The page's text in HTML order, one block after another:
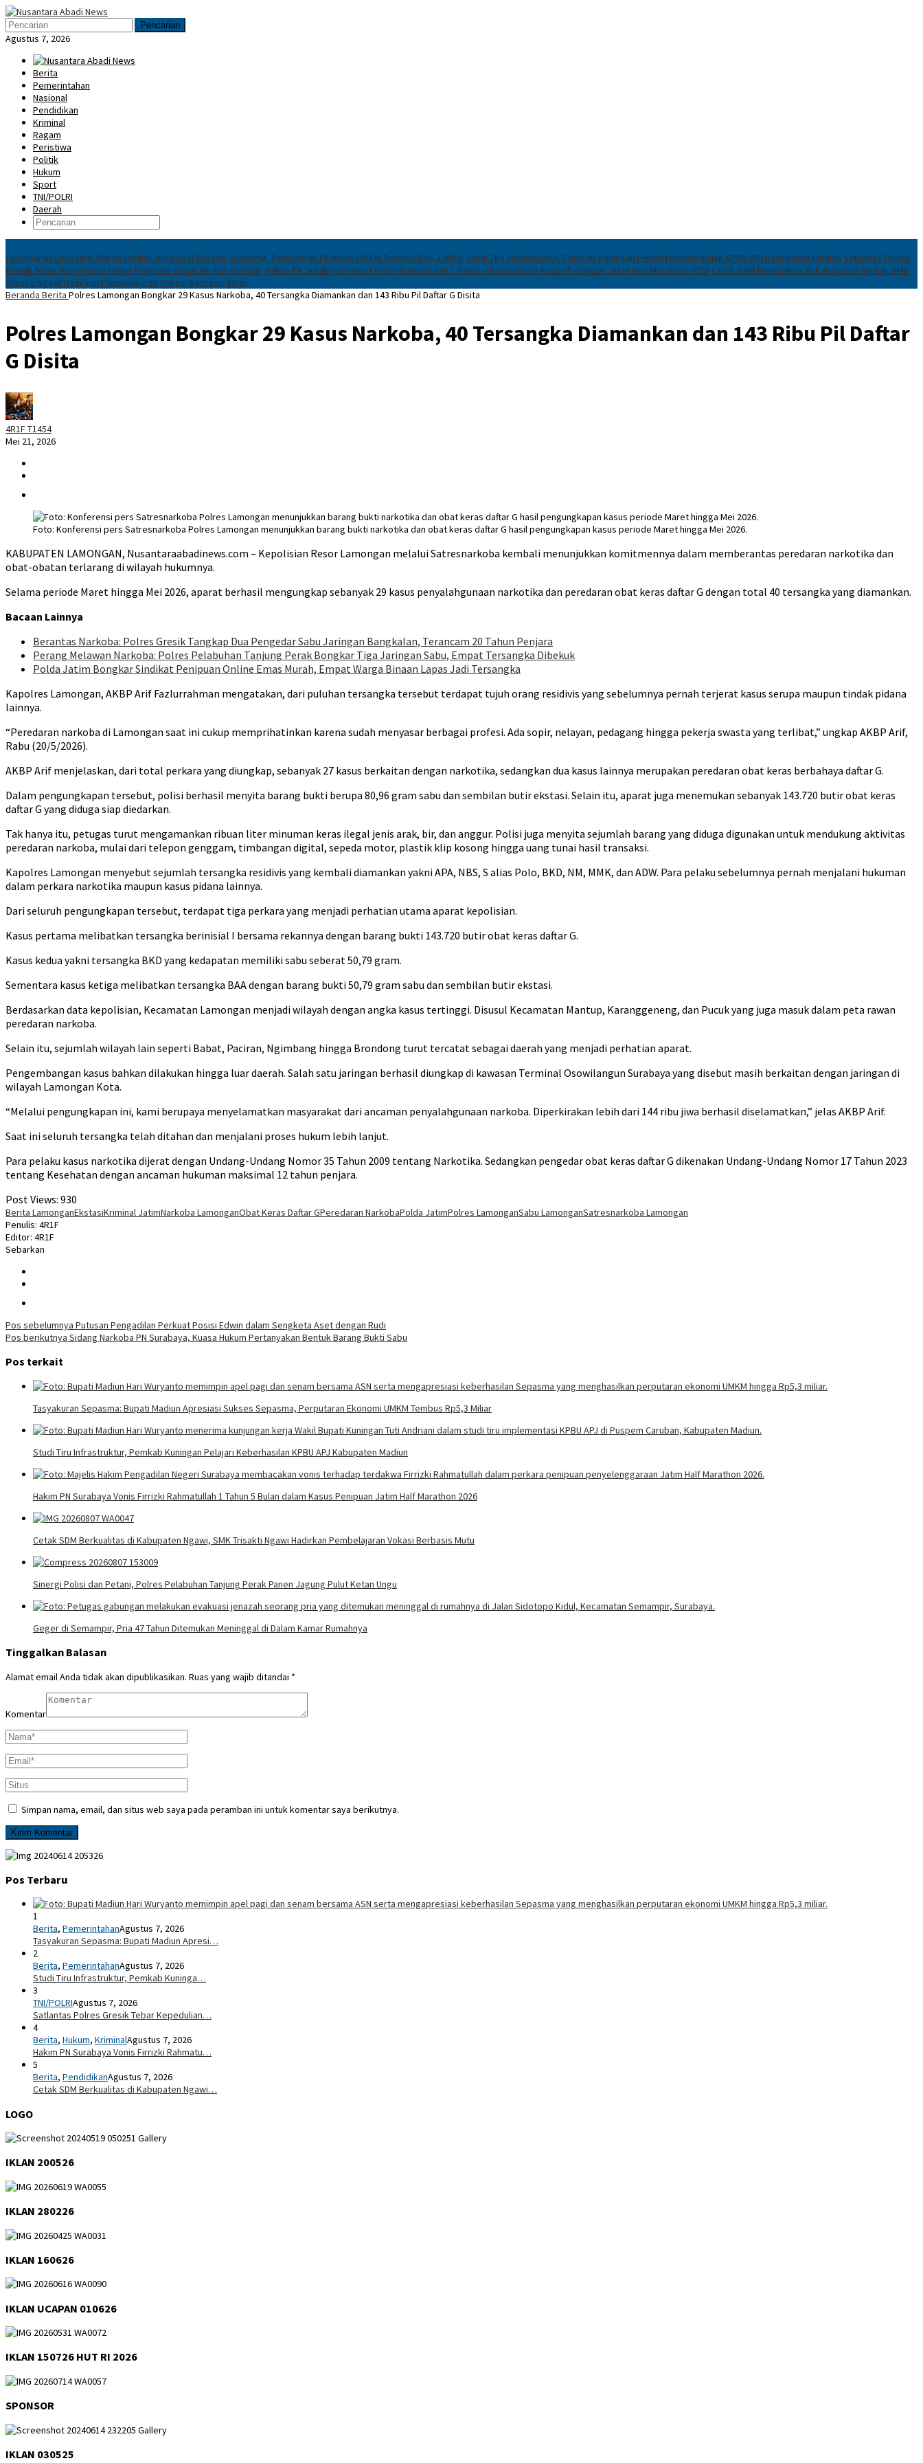
Loncat
ke
konten
Menu
Mobile
Pencarian
Agustus 7, 2026
Berita
Pemerintahan
Nasional
Pendidikan
Kriminal
Ragam
Peristiwa
Politik
Hukum
Sport
TNI/POLRI
Daerah
Tasyakuran Sepasma: Bupati Madiun Apresiasi Sukses Sepasma, Perputaran Ekonomi UMKM Tembus Rp5,3 MiliarStudi Tiru Infrastruktur, Pemkab Kuningan Pelajari Keberhasilan KPBU APJ Kabupaten Madiun Satlantas Polres
Gresik Tebar Kepedulian Lewat Program Jumat Berkah Berbagi Hakim PN Surabaya Vonis Firrizki Rahmatullah 1 Tahun 5 Bulan dalam Kasus Penipuan Jatim Half Marathon 2026 Cetak SDM Berkualitas di Kabupaten Ngawi, SMK
Trisakti Ngawi Hadirkan Pembelajaran Vokasi Berbasis Mutu
Beranda Berita Polres Lamongan Bongkar 29 Kasus Narkoba, 40 Tersangka Diamankan dan 143 Ribu Pil Daftar G Disita
Polres Lamongan Bongkar 29 Kasus Narkoba, 40 Tersangka Diamankan dan 143 Ribu Pil Daftar
G Disita
4R1F T1454
Mei 21, 2026
Foto: Konferensi pers Satresnarkoba Polres Lamongan menunjukkan barang bukti narkotika dan obat keras daftar G hasil pengungkapan kasus periode Maret hingga Mei 2026.
KABUPATEN LAMONGAN, Nusantaraabadinews.com – Kepolisian Resor Lamongan melalui Satresnarkoba kembali menunjukkan komitmennya dalam memberantas peredaran narkotika dan
obat-obatan terlarang di wilayah hukumnya.
Selama periode Maret hingga Mei 2026, aparat berhasil mengungkap sebanyak 29 kasus penyalahgunaan narkotika dan peredaran obat keras daftar G dengan total 40 tersangka yang diamankan.
Bacaan Lainnya
Berantas Narkoba: Polres Gresik Tangkap Dua Pengedar Sabu Jaringan Bangkalan, Terancam 20 Tahun Penjara
Perang Melawan Narkoba: Polres Pelabuhan Tanjung Perak Bongkar Tiga Jaringan Sabu, Empat Tersangka Dibekuk
Polda Jatim Bongkar Sindikat Penipuan Online Emas Murah, Empat Warga Binaan Lapas Jadi Tersangka
Kapolres Lamongan, AKBP Arif Fazlurrahman mengatakan, dari puluhan tersangka tersebut terdapat tujuh orang residivis yang sebelumnya pernah terjerat kasus serupa maupun tindak pidana
lainnya.
“Peredaran narkoba di Lamongan saat ini cukup memprihatinkan karena sudah menyasar berbagai profesi. Ada sopir, nelayan, pedagang hingga pekerja swasta yang terlibat,” ungkap AKBP Arif,
Rabu (20/5/2026).
AKBP Arif menjelaskan, dari total perkara yang diungkap, sebanyak 27 kasus berkaitan dengan narkotika, sedangkan dua kasus lainnya merupakan peredaran obat keras berbahaya daftar G.
Dalam pengungkapan tersebut, polisi berhasil menyita barang bukti berupa 80,96 gram sabu dan sembilan butir ekstasi. Selain itu, aparat juga menemukan sebanyak 143.720 butir obat keras
daftar G yang diduga siap diedarkan.
Tak hanya itu, petugas turut mengamankan ribuan liter minuman keras ilegal jenis arak, bir, dan anggur. Polisi juga menyita sejumlah barang yang diduga digunakan untuk mendukung aktivitas
peredaran narkoba, mulai dari telepon genggam, timbangan digital, sepeda motor, plastik klip kosong hingga uang tunai hasil transaksi.
Kapolres Lamongan menyebut sejumlah tersangka residivis yang kembali diamankan yakni APA, NBS, S alias Polo, BKD, NM, MMK, dan ADW. Para pelaku sebelumnya pernah menjalani hukuman
dalam perkara narkotika maupun kasus pidana lainnya.
Dari seluruh pengungkapan tersebut, terdapat tiga perkara yang menjadi perhatian utama aparat kepolisian.
Kasus pertama melibatkan tersangka berinisial I bersama rekannya dengan barang bukti 143.720 butir obat keras daftar G.
Kasus kedua yakni tersangka BKD yang kedapatan memiliki sabu seberat 50,79 gram.
Sementara kasus ketiga melibatkan tersangka BAA dengan barang bukti 50,79 gram sabu dan sembilan butir ekstasi.
Berdasarkan data kepolisian, Kecamatan Lamongan menjadi wilayah dengan angka kasus tertinggi. Disusul Kecamatan Mantup, Karanggeneng, dan Pucuk yang juga masuk dalam peta rawan
peredaran narkoba.
Selain itu, sejumlah wilayah lain seperti Babat, Paciran, Ngimbang hingga Brondong turut tercatat sebagai daerah yang menjadi perhatian aparat.
Pengembangan kasus bahkan dilakukan hingga luar daerah. Salah satu jaringan berhasil diungkap di kawasan Terminal Osowilangun Surabaya yang disebut masih berkaitan dengan jaringan di
wilayah Lamongan Kota.
“Melalui pengungkapan ini, kami berupaya menyelamatkan masyarakat dari ancaman penyalahgunaan narkoba. Diperkirakan lebih dari 144 ribu jiwa berhasil diselamatkan,” jelas AKBP Arif.
Saat ini seluruh tersangka telah ditahan dan menjalani proses hukum lebih lanjut.
Para pelaku kasus narkotika dijerat dengan Undang-Undang Nomor 35 Tahun 2009 tentang Narkotika. Sedangkan pengedar obat keras daftar G dikenakan Undang-Undang Nomor 17 Tahun 2023
tentang Kesehatan dengan ancaman hukuman maksimal 12 tahun penjara.
Post Views: 930
Berita LamonganEkstasiKriminal JatimNarkoba LamonganObat Keras Daftar GPeredaran NarkobaPolda JatimPolres LamonganSabu LamonganSatresnarkoba Lamongan
Penulis: 4R1F
Editor: 4R1F
Sebarkan
Navigasi
pos
Pos sebelumnya Putusan Pengadilan Perkuat Posisi Edwin dalam Sengketa Aset dengan Rudi
Pos berikutnya Sidang Narkoba PN Surabaya, Kuasa Hukum Pertanyakan Bentuk Barang Bukti Sabu
Pos terkait
Tasyakuran Sepasma: Bupati Madiun Apresiasi Sukses Sepasma, Perputaran Ekonomi UMKM Tembus Rp5,3 Miliar
Studi Tiru Infrastruktur, Pemkab Kuningan Pelajari Keberhasilan KPBU APJ Kabupaten Madiun
Hakim PN Surabaya Vonis Firrizki Rahmatullah 1 Tahun 5 Bulan dalam Kasus Penipuan Jatim Half Marathon 2026
Cetak SDM Berkualitas di Kabupaten Ngawi, SMK Trisakti Ngawi Hadirkan Pembelajaran Vokasi Berbasis Mutu
Sinergi Polisi dan Petani, Polres Pelabuhan Tanjung Perak Panen Jagung Pulut Ketan Ungu
Geger di Semampir, Pria 47 Tahun Ditemukan Meninggal di Dalam Kamar Rumahnya
Tinggalkan Balasan
Alamat email Anda tidak akan dipublikasikan. Ruas yang wajib ditandai *
Komentar
Simpan nama, email, dan situs web saya pada peramban ini untuk komentar saya berikutnya.
Pos Terbaru
1
Berita, PemerintahanAgustus 7, 2026
Tasyakuran Sepasma: Bupati Madiun Apresi…
2
Berita, PemerintahanAgustus 7, 2026
Studi Tiru Infrastruktur, Pemkab Kuninga…
3
TNI/POLRIAgustus 7, 2026
Satlantas Polres Gresik Tebar Kepedulian…
4
Berita, Hukum, KriminalAgustus 7, 2026
Hakim PN Surabaya Vonis Firrizki Rahmatu…
5
Berita, PendidikanAgustus 7, 2026
Cetak SDM Berkualitas di Kabupaten Ngawi…
LOGO
IKLAN 200526
IKLAN 280226
IKLAN 160626
IKLAN UCAPAN 010626
IKLAN 150726 HUT RI 2026
SPONSOR
IKLAN 030525